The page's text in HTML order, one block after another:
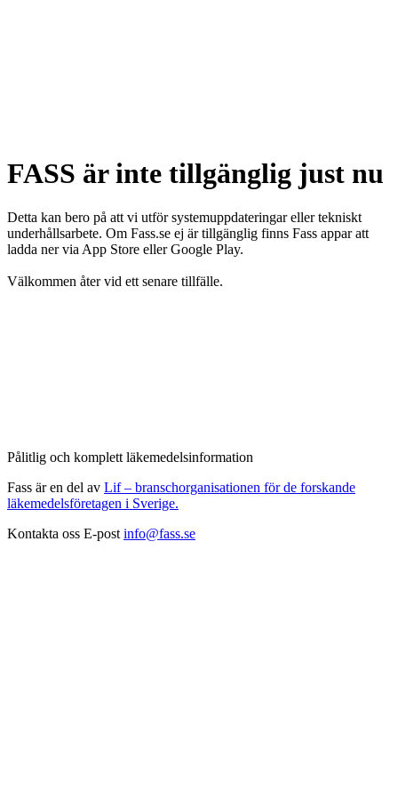
FASS är inte tillgänglig just nu
Detta kan bero på att vi utför systemuppdateringar eller tekniskt
underhållsarbete. Om Fass.se ej är tillgänglig finns Fass appar att
ladda ner via App Store eller Google Play.
Välkommen åter vid ett senare tillfälle.
Pålitlig och komplett läkemedelsinformation
Fass är en del av Lif – branschorganisationen för de forskande
läkemedelsföretagen i Sverige.
Kontakta oss E-post info@fass.se